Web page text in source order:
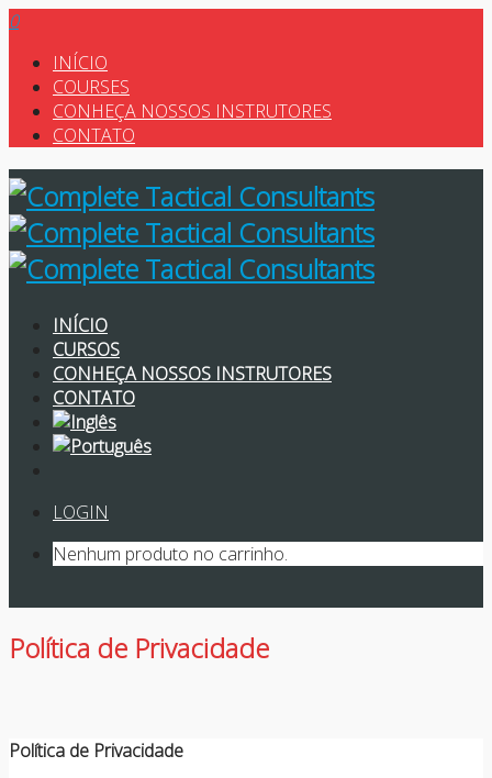
0
INÍCIO
COURSES
CONHEÇA NOSSOS INSTRUTORES
CONTATO
INÍCIO
CURSOS
CONHEÇA NOSSOS INSTRUTORES
CONTATO
LOGIN
Nenhum produto no carrinho.
Política de Privacidade
Política de Privacidade